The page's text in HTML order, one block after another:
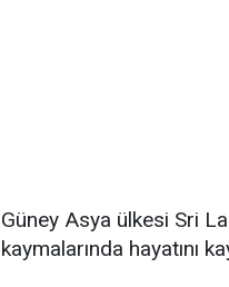
Güney Asya ülkesi Sri
kaymalarında hayatını